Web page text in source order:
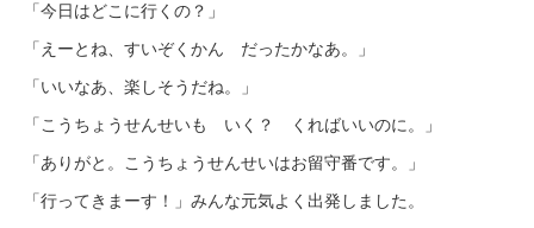
「今日はどこに行くの？」
「えーとね、すいぞくかん だったかなあ。」
「いいなあ、楽しそうだね。」
「こうちょうせんせいも いく？ くればいいのに。」
「ありがと。こうちょうせんせいはお留守番です。」
「行ってきまーす！」みんな元気よく出発しました。